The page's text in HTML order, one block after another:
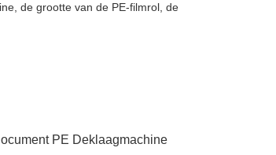
de grootte van de PE-filmrol, de
PE Deklaagmachine